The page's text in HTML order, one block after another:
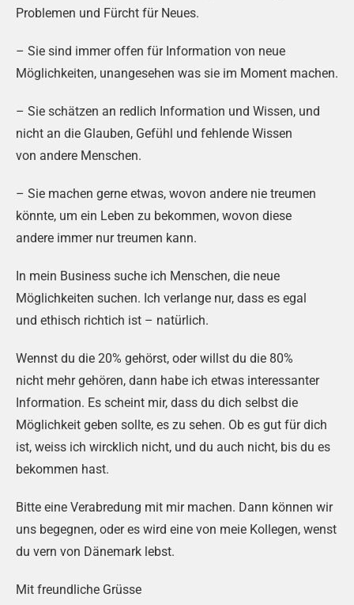
Problemen und Fürcht für Neues.
– Sie sind immer offen für Information von neue
Möglichkeiten, unangesehen was sie im Moment machen.
– Sie schätzen an redlich Information und Wissen, und
nicht an die Glauben, Gefühl und fehlende Wissen
von andere Menschen.
– Sie machen gerne etwas, wovon andere nie treumen
könnte, um ein Leben zu bekommen, wovon diese
andere immer nur treumen kann.
In mein Business suche ich Menschen, die neue
Möglichkeiten suchen. Ich verlange nur, dass es egal
und ethisch richtich ist – natürlich.
Wennst du die 20% gehörst, oder willst du die 80%
nicht mehr gehören, dann habe ich etwas interessanter
Information. Es scheint mir, dass du dich selbst die
Möglichkeit geben sollte, es zu sehen. Ob es gut für dich
ist, weiss ich wircklich nicht, und du auch nicht, bis du es
bekommen hast.
Bitte eine Verabredung mit mir machen. Dann können wir
uns begegnen, oder es wird eine von meie Kollegen, wenst
du vern von Dänemark lebst.
Mit freundliche Grüsse